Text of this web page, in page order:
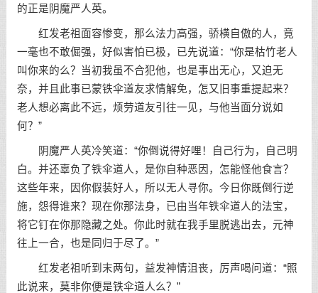
的正是阴魔严人英。
红发老祖面容惨变，那么法力高强，骄横自傲的人，竟
一毫也不敢倔强，好似害怕已极，已先说道：“你是枯竹老人
叫你来的么？当初我虽不合犯他，也是事出无心，又迫无
奈，并且此事已蒙铁伞道友求情解免，怎又旧事重提起来？
老人想必离此不远，烦劳道友引往一见，与他当面分说如
何？”
阴魔严人英冷笑道：“你倒说得好哩！自己行为，自己明
白。并还辜负了铁伞道人，是你自种恶因，怎能怪他食言？
这些年来，因你假装好人，所以无人寻你。今日你既倒行逆
施，怨得谁来？现在你那法身，已由当年铁伞道人的法宝，
将它钉在你那隐藏之处。你此时就在我手里脱逃出去，元神
往上一合，也是同归于尽了。”
红发老祖听到末两句，益发神情沮丧，厉声喝问道：“照
此说来，莫非你便是铁伞道人么？”